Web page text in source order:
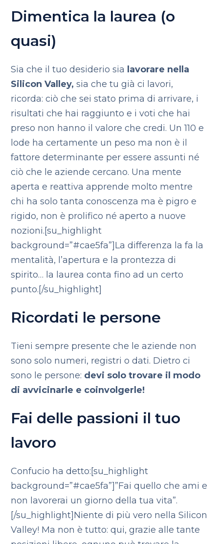
Dimentica la laurea (o
quasi)
Sia che il tuo desiderio sia lavorare nella
Silicon Valley,sia che tu già ci lavori,
ricorda: ciò che sei stato prima di arrivare, i
risultati che hai raggiunto e i voti che hai
preso non hanno il valore che credi. Un 110 e
lode ha certamente un peso ma non è il
fattore determinante per essere assunti né
ciò che le aziende cercano. Una mente
aperta e reattiva apprende molto mentre
chi ha solo tanta conoscenza ma è pigro e
rigido, non è prolifico né aperto a nuove
nozioni.[su_highlight
background=”#cae5fa”]La differenza la fa la
mentalità, l’apertura e la prontezza di
spirito… la laurea conta fino ad un certo
punto.[/su_highlight]
Ricordati le persone
Tieni sempre presente che le aziende non
sono solo numeri, registri o dati. Dietro ci
sono le persone: devi solo trovare il modo
di avvicinarle e coinvolgerle!
Fai delle passioni il tuo
lavoro
Confucio ha detto:[su_highlight
background=”#cae5fa”]”Fai quello che ami e
non lavorerai un giorno della tua vita”.
[/su_highlight]Niente di più vero nella Silicon
Valley! Ma non è tutto: qui, grazie alle tante